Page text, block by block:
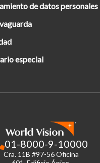
de datos personales
especial
01-8000-9-10000
Cra. 11B #97-56 Oficina